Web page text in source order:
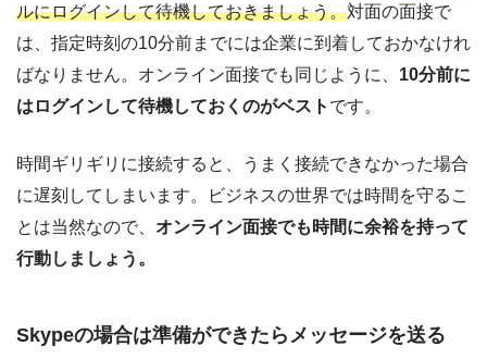
ルにログインして待機しておきましょう。対面の面接で
は、指定時刻の10分前までには企業に到着しておかなけれ
ばなりません。オンライン面接でも同じように、 10分前に
はログインして待機しておくのがベスト です。
時間ギリギリに接続すると、うまく接続できなかった場合
に遅刻してしまいます。ビジネスの世界では時間を守るこ
とは当然なので、 オンライン面接でも時間に余裕を持って
行動しましょう。
Skypeの場合は準備ができたらメッセージを送る